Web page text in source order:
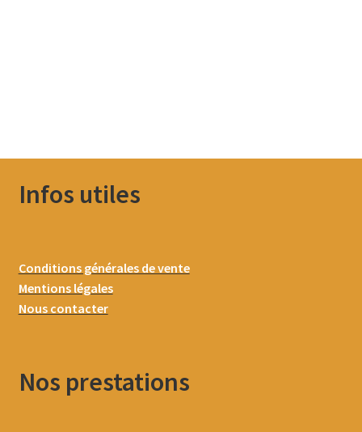
Infos utiles
Conditions générales de vente
Mentions légales
Nous contacter
Nos prestations